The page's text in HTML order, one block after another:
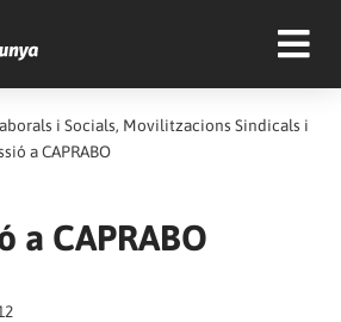
i Socials, Movilitzacions Sindicals i
a CAPRABO
a CAPRABO